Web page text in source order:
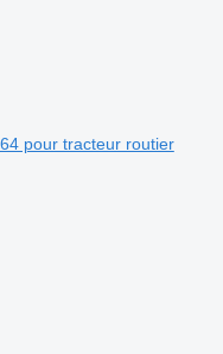
pour tracteur routier